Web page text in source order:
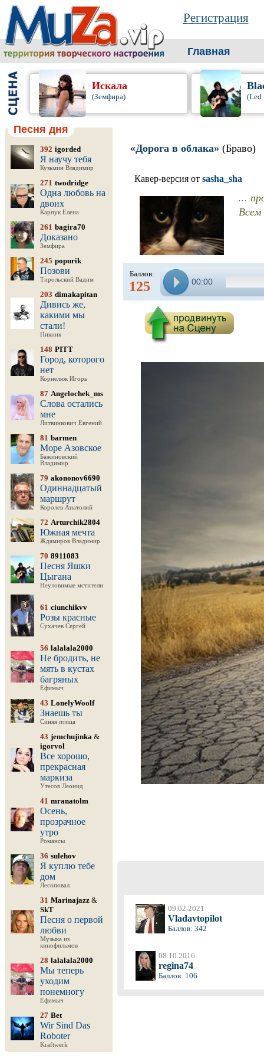
Регистрация
Главная
Искала
(Земфира) (Led
Песня дня
392 igorded
Я научу тебя
Кузьмин Владимир
271 twodridge
Одна любовь на
двоих
Карпук Елена
261 bagira70
Доказано
Земфира
245 popurik
Позови
Тирольский Вадим
203 dimakapitan
Дивись же,
какими мы
стали!
Пикник
148 PITT
Город, которого
нет
Корнелюк Игорь
87 Angelochek_ms
Слова остались
мне
Литвинкович Евгений
81 barmen
Море Азовское
Бажиновский
Владимир
79 akononov6690
Одиннадцатый
маршрут
Королев Анатолий
72 Arturchik2804
Южная мечта
Ждамиров Владимир
70 8911083
Песня Яшки
Цыгана
Неуловимые мстители
61 ciunchikvv
Розы красные
Сухачев Сергей
56 lalalala2000
Не бродить, не
мять в кустах
багряных
Ефимыч
43 LonelyWoolf
Знаешь ты
Синяя птица
43 jemchujinka &
igorvol
Все хорошо,
прекрасная
маркиза
Утесов Леонид
41 mranatolm
Осень,
прозрачное
утро
Романсы
36 sulehov
Я куплю тебе
дом
Лесоповал
31 Marinajazz &
SkT
Песня о первой
любви
Музыка из
кинофильмов
28 lalalala2000
Мы теперь
уходим
понемногу
Ефимыч
27 Bet
Wir Sind Das
Roboter
Kraftwerk
«Дорога в облака» (Браво)
Кавер-версия от sasha_sha
...
Всем
Баллов:
125 00:00
09.02.2021
Vladavtopilot
Баллов: 342
08.10.2016
regina74
Баллов: 106